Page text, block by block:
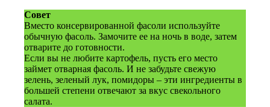
Совет
Вместо консервированной фасоли используйте
обычную фасоль. Замочите ее на ночь в воде, затем
отварите до готовности.
Если вы не любите картофель, пусть его место
займет отварная фасоль. И не забудьте свежую
зелень, зеленый лук, помидоры – эти ингредиенты в
большей степени отвечают за вкус свекольного
салата.